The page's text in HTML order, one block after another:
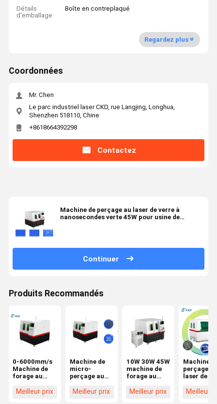
Détails
d'emballage
Boîte en contreplaqué
Regardez plus
Coordonnées
Mr. Chen
Le parc industriel laser CKD, rue Langjing, Longhua,
Shenzhen 518110, Chine
+8618664392298
Contactez
Machine de perçage au laser de verre à
nanosecondes verte 45W pour usine de
Continuer
Produits Recommandés
0-6000mm/s
Machine de
forage au
avec 2mJ
Meilleur prix
Machine de
micro-
perçage au
1064 nm pour
Meilleur prix
10W 30W 45W
machine de
forage au
mm
Meilleur prix
Machine
perçage au
laser de
Meilleur